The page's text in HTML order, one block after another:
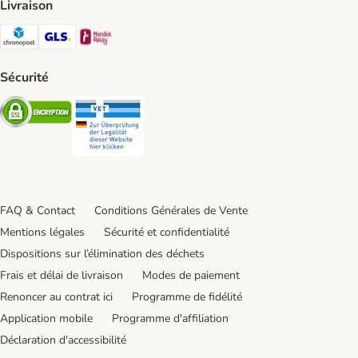
Livraison
Chronopost Shipping Method
GLS Shipping Method
Sécurité
Security
FAQ & Contact
Conditions Générales de Vente
Mentions légales
Sécurité et confidentialité
Dispositions sur l’élimination des déchets
Frais et délai de livraison
Modes de paiement
Renoncer au contrat ici
Programme de fidélité
Application mobile
Programme d'affiliation
Déclaration d'accessibilité